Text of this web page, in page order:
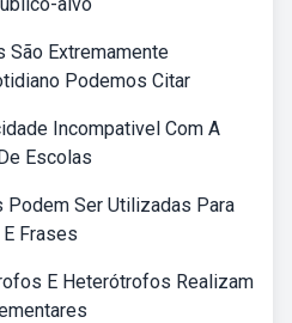
São Extremamente
Podemos Citar
Incompativel Com A
Escolas
Podem Ser Utilizadas Para
Frases
E Heterótrofos Realizam